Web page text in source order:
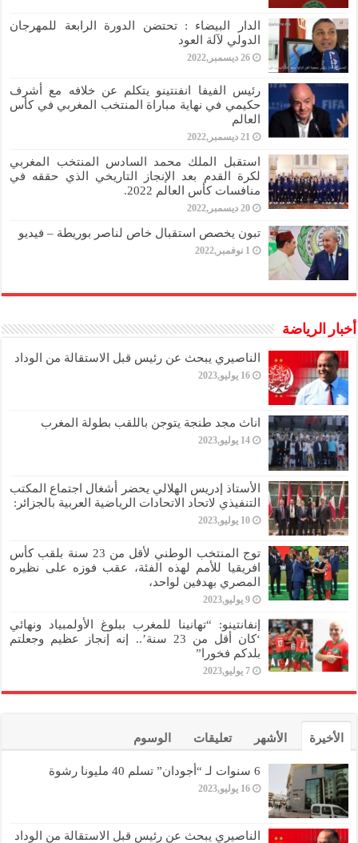
الدار البيضاء : تحتضن الدورة الرابعة للمهرجان
الدولي لآلة العود
26 ديسمبر,2022
رئيس الفيفا انفنتينو يتكلم عن خلافه مع أشرف
حكيمي في نهاية مباراة المنتخب المغربي في كأس
العالم
21 ديسمبر,2022
استقبل الملك محمد السادس المنتخب المغربي
لكرة القدم بعد الإنجاز التاريخي الذي حققه في
منافسات كأس العالم 2022.
20 ديسمبر,2022
تبون يخصص استقبال خاص لناصر بوريطة – فيديو
1 نوفمبر,2022
أخبار الرياضة
الناصيري يبحث عن رئيس قبل الاستقالة من الوداد
16 يوليو,2023
اناث مجد طنجة يتوجن باللقب بطولة المغرب
14 يوليو,2023
الأستاذ إدريس الهلالي يحضر أشغال اجتماع المكتب
التنفيذي لاتحاد الاتحادات الرياضية العربية بالجزائر:
10 يوليو,2023
توج المنتخب الوطني لأقل من 23 سنة بلقب كأس
افريقيا للأمم لهذه الفئة، عقب فوزه على نظيره
المصري بهدفين لواحد،
9 يوليو,2023
إنفانتينو: “تهانينا للمغرب ببلوغ الأولمبياد ونهائي
‘كان أقل من 23 سنة’.. إنه إنجاز عظيم وجعلتم
بلدكم فخورا”
7 يوليو,2023
الأخيرة الأشهر تعليقات الوسوم
6 سنوات لـ “أجودان” تسلم 40 مليونا رشوة
16 يوليو,2023
الناصيري يبحث عن رئيس قبل الاستقالة من الوداد